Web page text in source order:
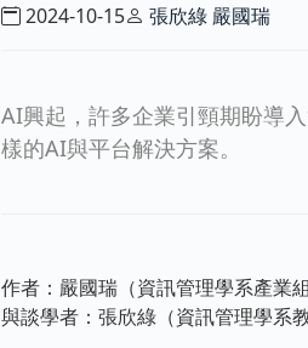
2024-10-15 張欣綠 嚴國瑞
AI興起，許多企業引頸期盼導
樣的AI與平台解決方案。
作者：嚴國瑞（資訊管理學系產業組
與談學者：張欣綠（資訊管理學系教